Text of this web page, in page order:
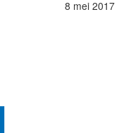
8 mei 2017